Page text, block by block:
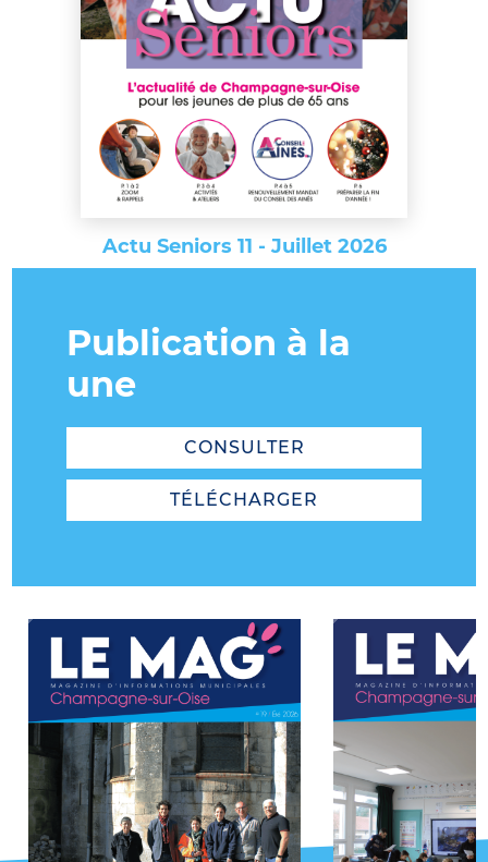
Actu Seniors 11 - Juillet 2026
Publication à la
une
CONSULTER
TÉLÉCHARGER